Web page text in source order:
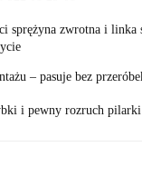
sprężyna zwrotna i linka
– pasuje bez
i pewny rozruch pilarki